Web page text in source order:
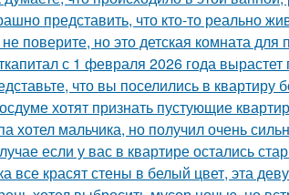
представить, что кто-то реально
поверите, но это детская комната для
с 1 февраля 2026 года
что вы поселились в квартиру
хотят признать пустующие
хотел мальчика, но получил очень
если у вас в квартире остались
все красят стены в белый цвет, эта